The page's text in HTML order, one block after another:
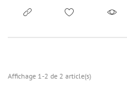
Affichage 1-2 de 2 article(s)